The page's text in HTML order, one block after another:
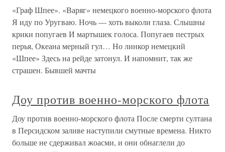
«Граф Шпее». «Варяг» немецкого военно-морского флота
Я иду по Уругваю. Ночь — хоть выколи глаза. Слышны
крики попугаев И мартышек голоса. Попугаев пестрых
перья, Океана мерный гул… Но линкор немецкий
«Шпее» Здесь на рейде затонул. И напомнит, так же
страшен. Бывшей мачты
Доу против военно-морского флота
Доу против военно-морского флота После смерти султана
в Персидском заливе наступили смутные времена. Никто
больше не сдерживал жоасми, и они обнаглели до